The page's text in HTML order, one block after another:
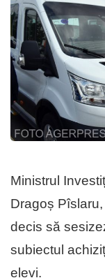
Ministrul
Dragoș
decis să
subiectul
elevi.